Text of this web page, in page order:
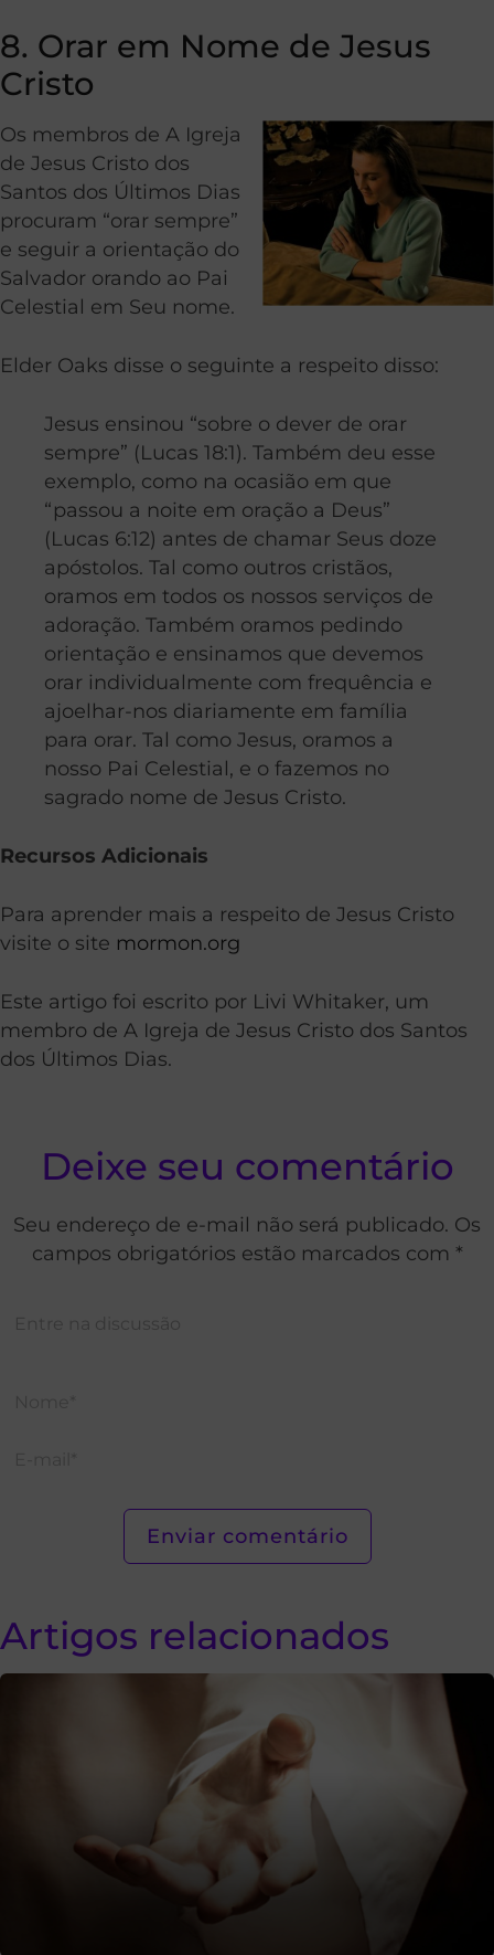
8. Orar em Nome de Jesus
Cristo
Os membros de A Igreja
de Jesus Cristo dos
Santos dos Últimos Dias
procuram “orar sempre”
e seguir a orientação do
Salvador orando ao Pai
Celestial em Seu nome.
Elder Oaks disse o seguinte a respeito disso:
Jesus ensinou “sobre o dever de orar
sempre” (Lucas 18:1). Também deu esse
exemplo, como na ocasião em que
“passou a noite em oração a Deus”
(Lucas 6:12) antes de chamar Seus doze
apóstolos. Tal como outros cristãos,
oramos em todos os nossos serviços de
adoração. Também oramos pedindo
orientação e ensinamos que devemos
orar individualmente com frequência e
ajoelhar-nos diariamente em família
para orar. Tal como Jesus, oramos a
nosso Pai Celestial, e o fazemos no
sagrado nome de Jesus Cristo.
Recursos Adicionais
Para aprender mais a respeito de Jesus Cristo
visite o site mormon.org
Este artigo foi escrito por Livi Whitaker, um
membro de A Igreja de Jesus Cristo dos Santos
dos Últimos Dias.
Deixe seu comentário
Seu endereço de e-mail não será publicado. Os
campos obrigatórios estão marcados com *
Artigos relacionados